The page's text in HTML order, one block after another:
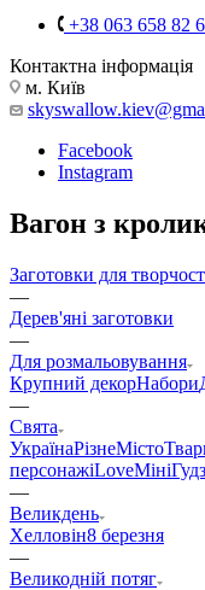
+38 063 658 82
Контактна інформація
м. Київ
Facebook
Instagram
Вагон з
Заготовки для
—
Дерев'яні заготовки
—
Для розмальовування
Крупний декорНабори
—
Свята
УкраїнаРізнеМісто
персонажіLoveМіні
—
Великдень
Хелловін8 березня
—
Великодній потяг